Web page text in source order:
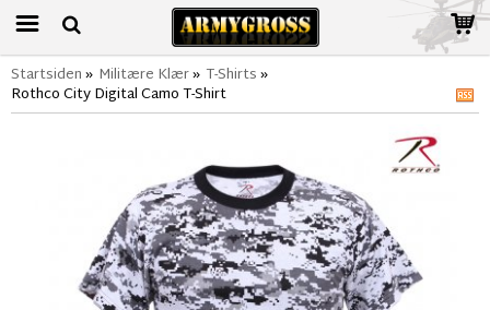
Startsiden» Militære Klær» T-Shirts»
Rothco City Digital Camo T-Shirt